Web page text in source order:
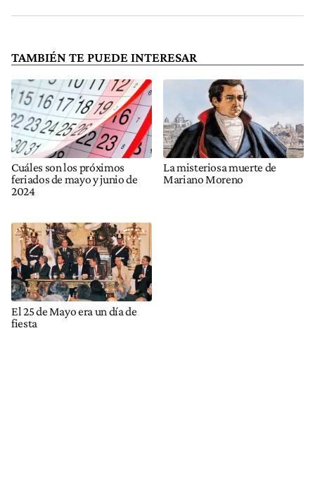
TAMBIÉN TE PUEDE INTERESAR
Cuáles son los próximos
feriados de mayo y junio de
2024
La misteriosa muerte de
Mariano Moreno
El 25 de Mayo era un día de
fiesta